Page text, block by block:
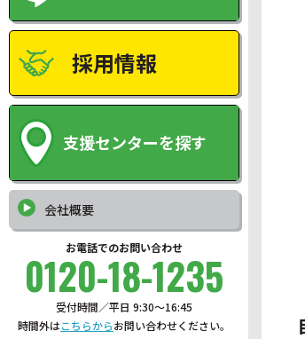
採用情報
支援センターを探す
会社概要
お電話でのお問い合わせ
0120-18-1235
受付時間／平日 9:30〜16:45
時間外はこちらからお問い合わせください。